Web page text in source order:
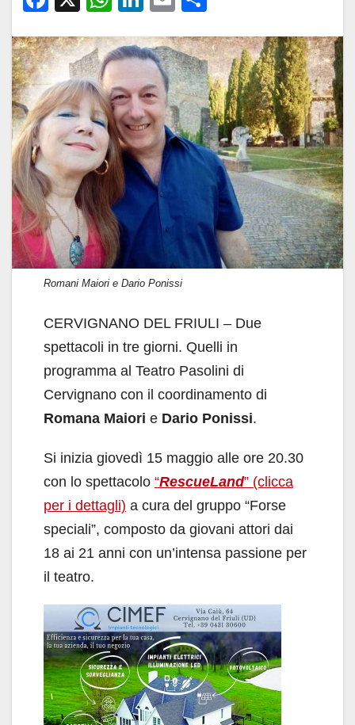
c
e
b
o
o
k
at
s
A
p
p
k
e
dI
n
ail n
di
vi
di
Romani Maiori e Dario Ponissi
CERVIGNANO DEL FRIULI – Due
spettacoli in tre giorni. Quelli in
programma al Teatro Pasolini di
Cervignano con il coordinamento di
Romana Maiori e Dario Ponissi.
Si inizia giovedì 15 maggio alle ore 20.30
con lo spettacolo “RescueLand” (clicca
per i dettagli) a cura del gruppo “Forse
speciali”, composto da giovani attori dai
18 ai 21 anni con un’intensa passione per
il teatro.